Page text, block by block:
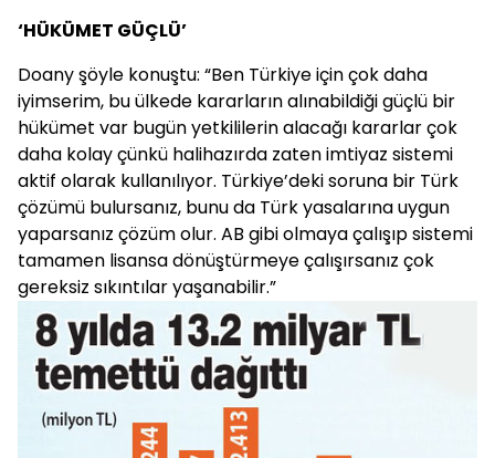
‘HÜKÜMET GÜÇLÜ’
Doany şöyle konuştu: “Ben Türkiye için çok daha
iyimserim, bu ülkede kararların alınabildiği güçlü bir
hükümet var bugün yetkililerin alacağı kararlar çok
daha kolay çünkü halihazırda zaten imtiyaz sistemi
aktif olarak kullanılıyor. Türkiye’deki soruna bir Türk
çözümü bulursanız, bunu da Türk yasalarına uygun
yaparsanız çözüm olur. AB gibi olmaya çalışıp sistemi
tamamen lisansa dönüştürmeye çalışırsanız çok
gereksiz sıkıntılar yaşanabilir.”